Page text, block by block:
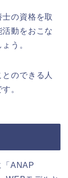
の資格を取
動をおこな
う。
のできる人
。
「ANAP